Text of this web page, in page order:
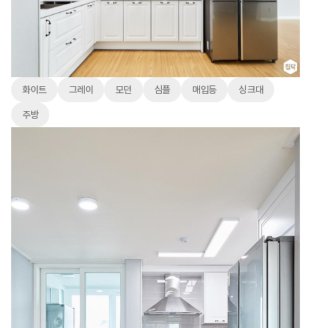
화이트 그레이 모던 심플 매입등 싱크대
주방